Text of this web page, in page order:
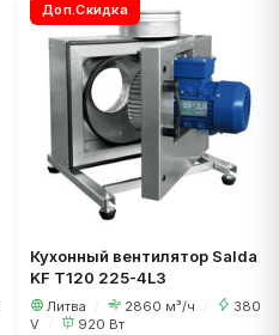
Доп.Скидка
Кухонный вентилятор Salda
KF T120 225-4L3
Литва 2860 м³/ч
380
V
920 Вт